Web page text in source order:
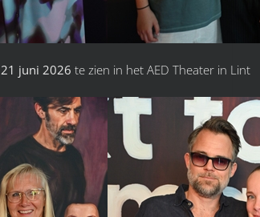
21 juni 2026 te zien in het AED Theater in Lint